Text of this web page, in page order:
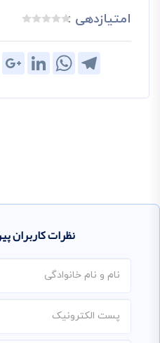
امتیازدهی :
LinkedIn
WhatsAppTelegram
نظرات کاربران